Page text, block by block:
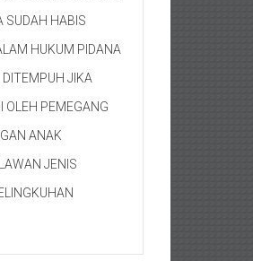
SUDAH HABIS
HUKUM PIDANA
DITEMPUH JIKA
OLEH PEMEGANG
ANAK
JENIS